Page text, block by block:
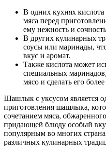
В одних кухнях кислота
мяса перед
ему нежность и
В других кулинарных
соусы или маринады,
вкус и аромат.
Также кислота может
специальных
мясо и сделать его
Шашлык с уксусом является
приготовления шашлыка,
сочетанием мяса,
придающей блюду особый
популярным во многих
различных кулинарных